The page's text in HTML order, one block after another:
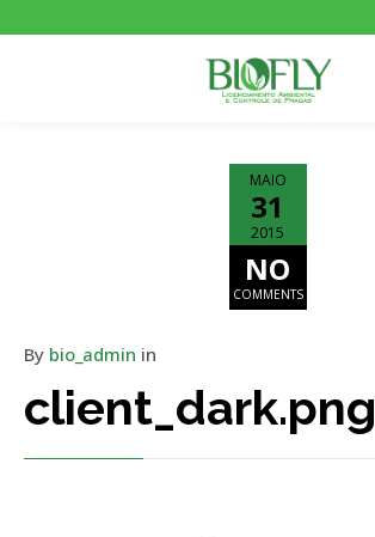
MAIO
31
2015
NO
COMMENTS
By bio_admin in
client_dark.png